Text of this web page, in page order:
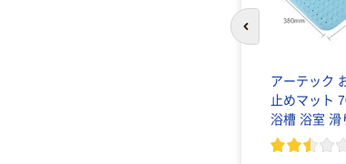
アーテック
止めマット
浴槽 浴室 滑
1個
前のスライドへ